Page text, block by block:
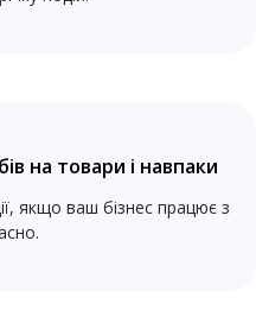
на товари і навпаки
якщо ваш бізнес працює з